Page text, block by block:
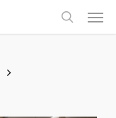
search